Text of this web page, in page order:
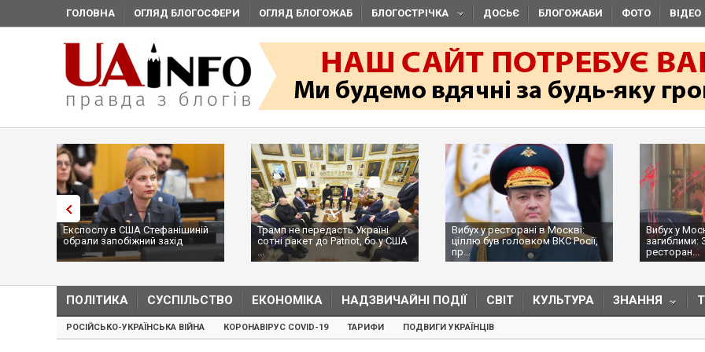
ГОЛОВНА ОГЛЯД БЛОГОСФЕРИ ОГЛЯД БЛОГОЖАБ БЛОГОСТРІЧКА ДОСЬЄ БЛОГОЖАБИ ФОТО ВІДЕО
Експослу в США Стефанішиній
обрали запобіжний захід
Трамп не передасть Україні
сотні ракет до Patriot, бо у США
...
Вибух у ресторані в Москві:
ціллю був головком ВКС Росії,
пр...
Вибух у
загиблими:
ресторан...
ПОЛІТИКА СУСПІЛЬСТВО ЕКОНОМІКА НАДЗВИЧАЙНІ ПОДІЇ СВІТ КУЛЬТУРА ЗНАННЯ
РОСІЙСЬКО-УКРАЇНСЬКА ВІЙНА КОРОНАВІРУС COVID-19 ТАРИФИ ПОДВИГИ УКРАЇНЦІВ